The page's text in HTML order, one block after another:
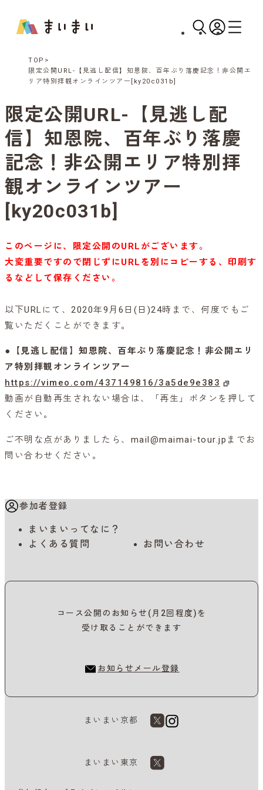
TOP
限定公開URL-【見逃し配信】知恩院、百年ぶり落慶記念！非公開エ
リア特別拝観オンラインツアー[ky20c031b]
限定公開URL-【見逃し配
信】知恩院、百年ぶり落慶
記念！非公開エリア特別拝
観オンラインツアー
[ky20c031b]
このページに、限定公開のURLがございます。
大変重要ですので閉じずにURLを別にコピーする、印刷す
るなどして保存ください。
以下URLにて、2020年9月6日(日)24時まで、何度でもご
覧いただくことができます。
●【見逃し配信】知恩院、百年ぶり落慶記念！非公開エリ
ア特別拝観オンラインツアー
https://vimeo.com/437149816/3a5de9e383
動画が自動再生されない場合は、「再生」ボタンを押して
ください。
ご不明な点がありましたら、mail@maimai-tour.jpまでお
問い合わせください。
参加者登録
まいまいってなに？
よくある質問
お問い合わせ
コース公開のお知らせ(月2回程度)を
受け取ることができます
お知らせメール登録
まいまい京都
まいまい東京